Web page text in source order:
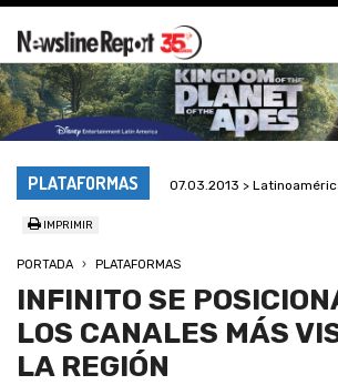
PLATAFORMAS 07.03.2013 >
IMPRIMIR
PORTADA PLATAFORMAS
INFINITO SE
LOS CANALES MÁS
LA REGIÓN